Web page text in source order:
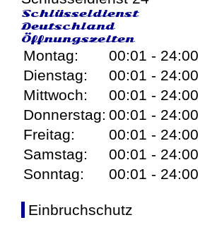
Schlüsseldienst
Deutschland
Öffnungszeiten
Montag:
00:01 - 24:00
Dienstag:
00:01 - 24:00
Mittwoch:
00:01 - 24:00
Donnerstag: 00:01 - 24:00
Freitag:
00:01 - 24:00
Samstag:
00:01 - 24:00
Sonntag:
00:01 - 24:00
Einbruchschutz